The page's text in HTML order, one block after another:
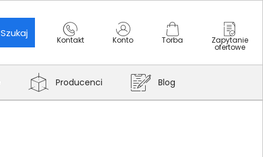
Szukaj
Kontakt Konto Torba Zapytanie
ofertowe
Producenci Blog